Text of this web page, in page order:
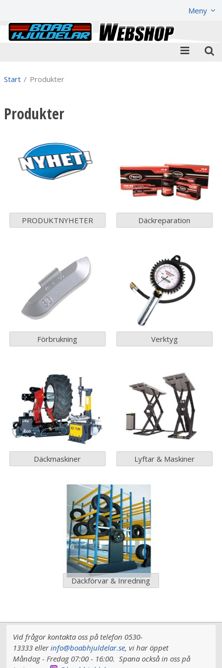
Meny
Start / Produkter
Produkter
PRODUKTNYHETER Däckreparation
Förbrukning Verktyg
Däckmaskiner Lyftar & Maskiner
Däckförvar & Inredning
Vid frågor kontakta oss på telefon 0530-
13333 ellerinfo@boabhjuldelar.se, vi haröppet
Måndag - Fredag 07:00 - 16:00. Spana också in oss på